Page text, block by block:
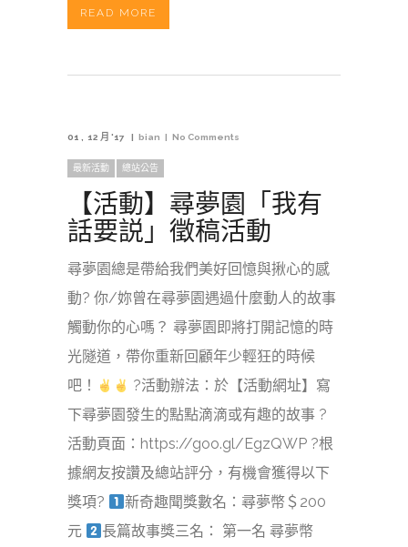
READ MORE
01 12 月 '17 bian No Comments
最新活動 總站公告
【活動】尋夢園「我有
話要説」徵稿活動
尋夢園總是帶給我們美好回憶與揪心的感
動? 你/妳曾在尋夢園遇過什麼動人的故事
觸動你的心嗎？ 尋夢園即將打開記憶的時
光隧道，帶你重新回顧年少輕狂的時候
吧！
?活動辦法：於【活動網址】寫
下尋夢園發生的點點滴滴或有趣的故事 ?
活動頁面：https://goo.gl/EgzQWP ?根
據網友按讚及總站評分，有機會獲得以下
獎項?
新奇趣聞獎數名：尋夢幣＄200
元
長篇故事獎三名： 第一名 尋夢幣